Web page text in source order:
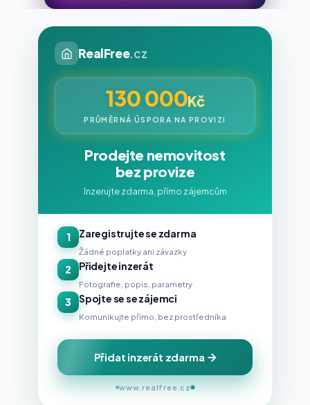
RealFree.cz
130 000Kč
PRŮMĚRNÁ ÚSPORA NA PROVIZI
Prodejte nemovitost
bez provize
Inzerujte zdarma, přímo zájemcům
1 Zaregistrujte se zdarma
Žádné poplatky ani závazky
2 Přidejte inzerát
Fotografie, popis, parametry
3 Spojte se se zájemci
Komunikujte přímo, bez prostředníka
Přidat inzerát zdarma
www.realfree.cz